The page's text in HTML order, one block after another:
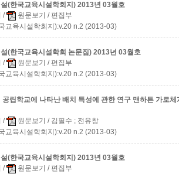
(한국교육시설학회지) 2013년 03월호
/ 원문보기 / 편집부
교육시설학회지):v.20 n.2 (2013-03)
(한국교육시설학회 논문집) 2013년 03월호
/ 원문보기 / 편집부
교육시설학회지):v.20 n.2 (2013-03)
공립학교에 나타난 배치 특성에 관한 연구 맨하튼 가로
/ 원문보기 / 김필수 ; 전유창
교육시설학회지):v.20 n.2 (2013-03)
(한국교육시설학회지) 2013년 03월호
/ 원문보기 / 편집부